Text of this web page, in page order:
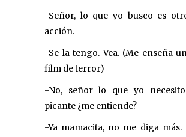
-Señor, lo que yo busco es
acción.
-Se la tengo. Vea. (Me enseña
film de terror)
-No, señor lo que yo
picante ¿me entiende?
-Ya mamacita, no me diga más.